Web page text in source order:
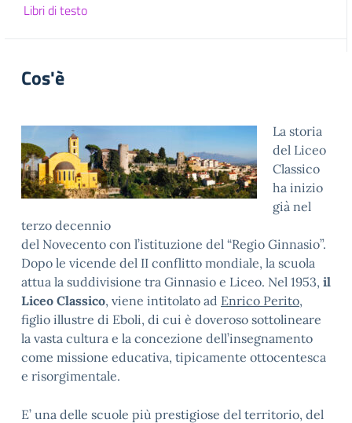
Libri di testo
Cos'è
La storia
del Liceo
Classico
ha inizio
già nel
terzo decennio
del Novecento con l’istituzione del “Regio Ginnasio”.
Dopo le vicende del II conflitto mondiale, la scuola
attua la suddivisione tra Ginnasio e Liceo. Nel 1953, il
Liceo Classico, viene intitolato ad Enrico Perito,
figlio illustre di Eboli, di cui è doveroso sottolineare
la vasta cultura e la concezione dell’insegnamento
come missione educativa, tipicamente ottocentesca
e risorgimentale.
E’ una delle scuole più prestigiose del territorio, del